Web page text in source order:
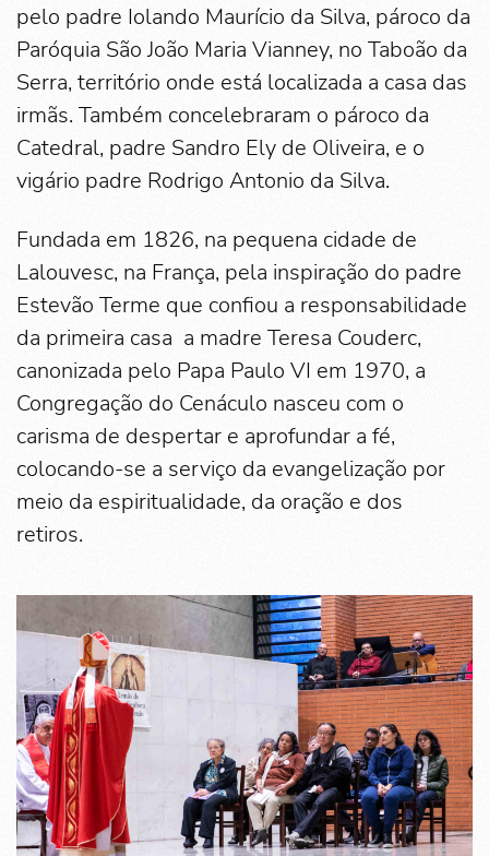
pelo padre Iolando Maurício da Silva, pároco da
Paróquia São João Maria Vianney, no Taboão da
Serra, território onde está localizada a casa das
irmãs. Também concelebraram o pároco da
Catedral, padre Sandro Ely de Oliveira, e o
vigário padre Rodrigo Antonio da Silva.
Fundada em 1826, na pequena cidade de
Lalouvesc, na França, pela inspiração do padre
Estevão Terme que confiou a responsabilidade
da primeira casa a madre Teresa Couderc,
canonizada pelo Papa Paulo VI em 1970, a
Congregação do Cenáculo nasceu com o
carisma de despertar e aprofundar a fé,
colocando-se a serviço da evangelização por
meio da espiritualidade, da oração e dos
retiros.